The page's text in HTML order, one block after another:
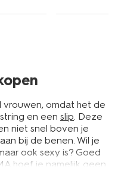
vrouwen, omdat het de
en een slip. Deze
niet snel boven je
bij de benen. Wil je
ook sexy is? Goed
hoef je namelijk geen
het namelijk allebei.
tot sportieve